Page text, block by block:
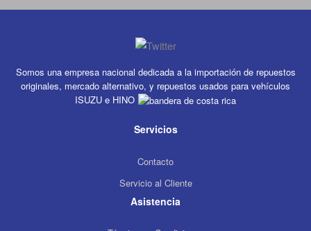
Somos una empresa nacional dedicada a la importación de repuestos
originales, mercado alternativo, y repuestos usados para vehículos
ISUZU e HINO
Servicios
Contacto
Servicio al Cliente
Asistencia